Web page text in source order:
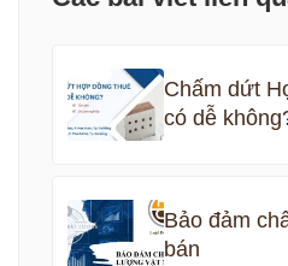
Chấm dứt
có dễ
Bảo đảm
bán